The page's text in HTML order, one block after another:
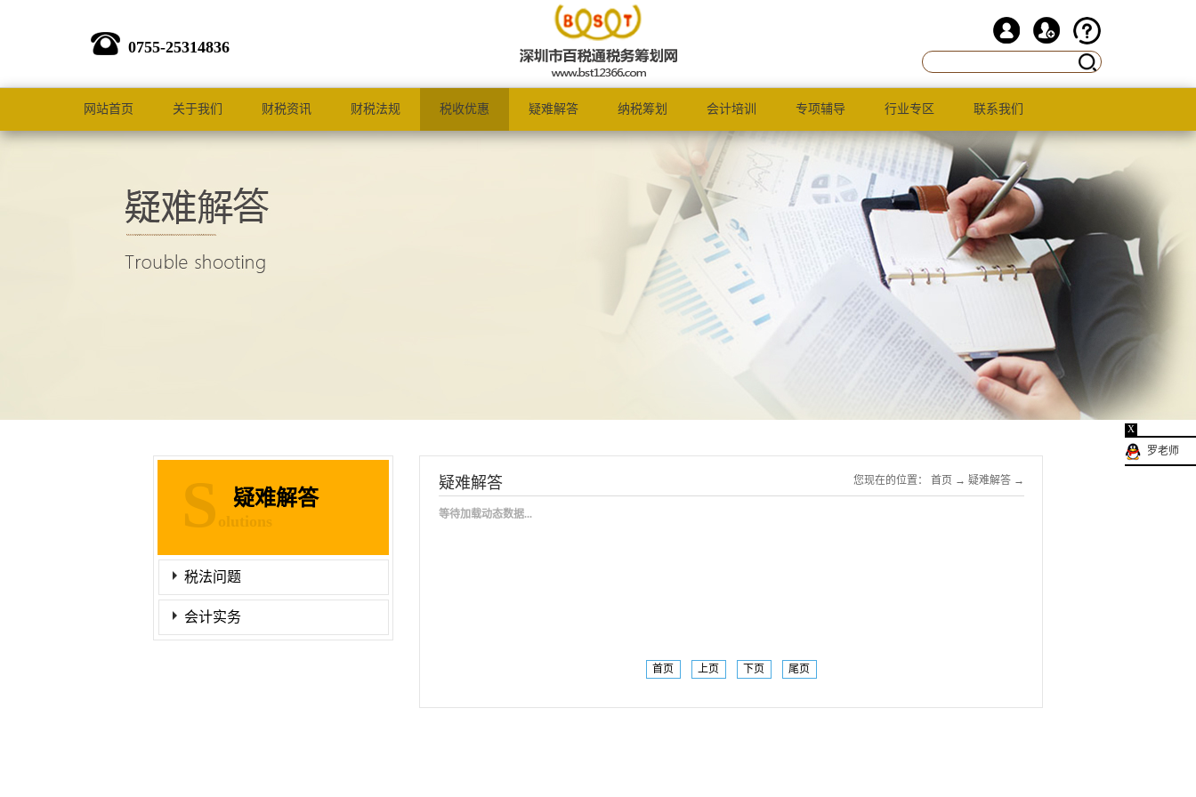
0755-25314836
网站首页 关于我们 财税资讯 财税法规 税收优惠 疑难解答 纳税筹划 会计培训 专项辅导 行业专区 联系我们
疑难解答
S olutions
税法问题
会计实务
疑难解答 您现在的位置： 首页 → 疑难解答 →
等待加载动态数据...
首页 上页 下页 尾页
X
罗老师